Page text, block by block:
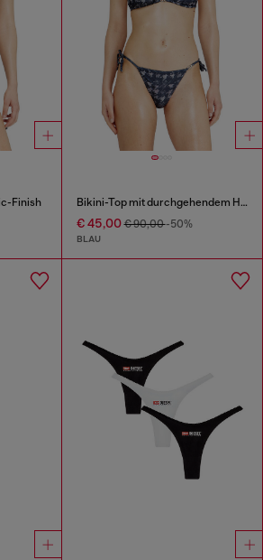
Finish Bikini-Top mit durchgehendem Hahnentritt-Muster
€ 45,00€ 90,00-50%
BLAU